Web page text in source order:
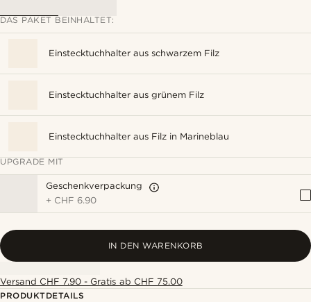
DAS PAKET BEINHALTET:
Einstecktuchhalter aus schwarzem Filz
Einstecktuchhalter aus grünem Filz
Einstecktuchhalter aus Filz in Marineblau
UPGRADE MIT
Geschenkverpackung
+ CHF 6.90
IN DEN WARENKORB
Versand CHF 7.90 - Gratis ab CHF 75.00
PRODUKTDETAILS